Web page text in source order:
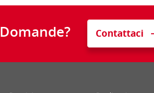
Domande? Contattaci